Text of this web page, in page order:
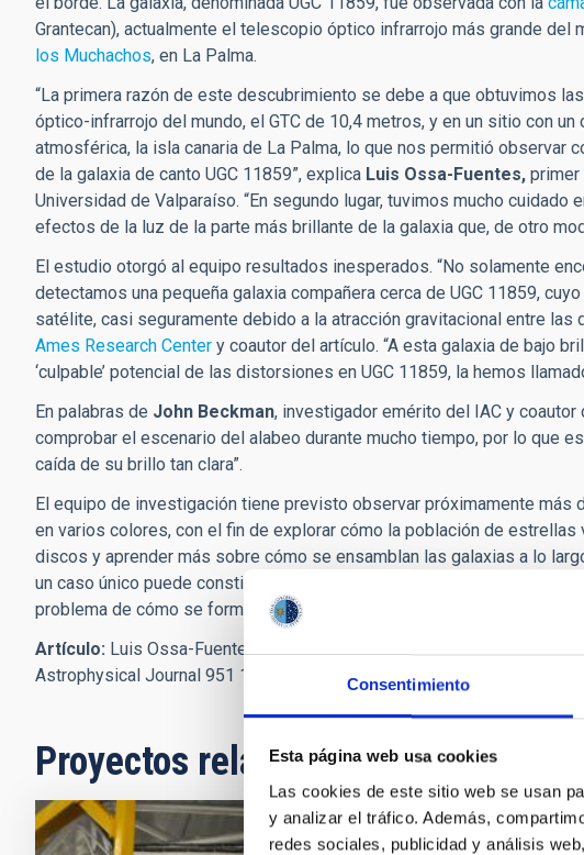
Consentimiento
Esta página web usa cookies
Las cookies de este sitio web se usan
y analizar el tráfico. Además,
redes sociales, publicidad y análisis
Grantecan), actualmente el telescopio óptico infrarrojo más grande del
los Muchachos, en La Palma.
“La primera razón de este descubrimiento se debe a que obtuvimos
óptico-infrarrojo del mundo, el GTC de 10,4 metros, y en un sitio con
atmosférica, la isla canaria de La Palma, lo que nos permitió observar
de la galaxia de canto UGC 11859”, explica Luis Ossa-Fuentes, primer
Universidad de Valparaíso. “En segundo lugar, tuvimos mucho
efectos de la luz de la parte más brillante de la galaxia que, de otro
El estudio otorgó al equipo resultados inesperados. “No solamente
detectamos una pequeña galaxia compañera cerca de UGC 11859,
satélite, casi seguramente debido a la atracción gravitacional entre las
Ames Research Center y coautor del artículo. “A esta galaxia de bajo
‘culpable’ potencial de las distorsiones en UGC 11859, la hemos
En palabras de John Beckman, investigador emérito del IAC y
comprobar el escenario del alabeo durante mucho tiempo, por lo que
caída de su brillo tan clara”.
El equipo de investigación tiene previsto observar próximamente más
en varios colores, con el fin de explorar cómo la población de
discos y aprender más sobre cómo se ensamblan las galaxias a lo
un caso único puede constituir una prueba conceptual, hará falta
problema de cómo se forman y crecen los discos galácticos”, concluye
Artículo: Luis Ossa-Fuentes et al. “Flares, Warps, Truncations, and
Astrophysical Journal 951 149, 2023. DOI:
10.3847/1538-4357/acd54c
Proyectos relacionados